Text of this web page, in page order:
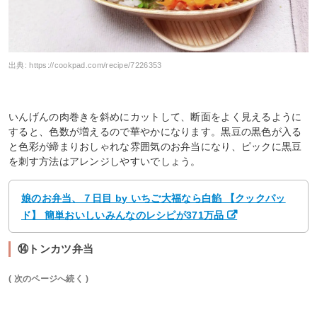
出典:https://cookpad.com/recipe/7226353
いんげんの肉巻きを斜めにカットして、断面をよく見えるように
すると、色数が増えるので華やかになります。黒豆の黒色が入る
と色彩が締まりおしゃれな雰囲気のお弁当になり、ピックに黒豆
を刺す方法はアレンジしやすいでしょう。
娘のお弁当、７日目 by いちご大福なら白餡 【クックパッ
ド】 簡単おいしいみんなのレシピが371万品
⑭トンカツ弁当
( 次のページへ続く )